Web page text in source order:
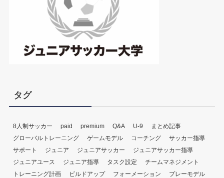
タグ
8人制サッカー paid premium Q&A U-9
まとめ記事
グローバルトレーニング
ゲームモデル コーチング
サッカー指導
サポート
ジュニア ジュニアサッカー
ジュニアサッカー指導
ジュニアユース
ジュニア指導 タスク設定
チームマネジメント
トレーニング計画
ビルドアップ フォーメーション
プレーモデル